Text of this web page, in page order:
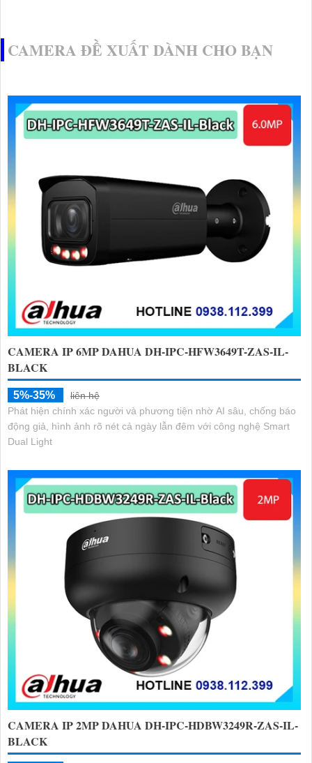
CAMERA ĐỀ XUẤT DÀNH CHO BẠN
CAMERA IP 6MP DAHUA DH-IPC-HFW3649T-ZAS-IL-
BLACK
5%-35%
liên hệ
Phát hiện chính xác người và phương tiện nhờ AI sâu, chống báo
động giả, hình ảnh rõ nét cả ngày lẫn đêm với công nghệ Smart
Dual Light
CAMERA IP 2MP DAHUA DH-IPC-HDBW3249R-ZAS-IL-
BLACK